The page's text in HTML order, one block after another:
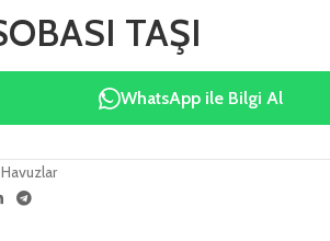
TAŞI
WhatsApp ile Bilgi Al